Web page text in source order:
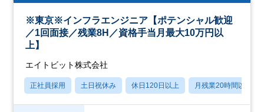
※東京※インフラエンジニア【ポテンシャル歓迎
／1回面接／残業8H／資格手当月最大10万円以
上】
エイトビット株式会社
正社員採用 土日祝休み 休日120日以上 月残業20時間以内